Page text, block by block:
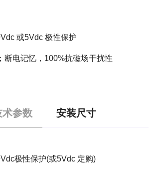
或5Vdc 极性保护
断电记忆，100%抗磁场干扰性
术参数 安装尺寸
极性保护(或5Vdc 定购)